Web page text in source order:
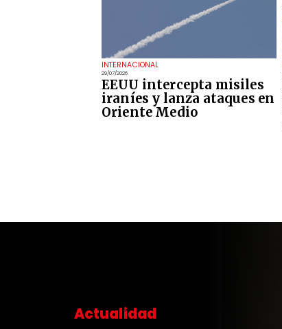
INTERNACIONAL
29/07/2026
EEUU intercepta misiles
iraníes y lanza ataques en
Oriente Medio
Actualidad